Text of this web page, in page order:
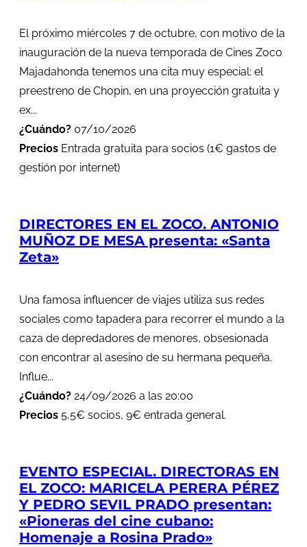
El próximo miércoles 7 de octubre, con motivo de la
inauguración de la nueva temporada de Cines Zoco
Majadahonda tenemos una cita muy especial: el
preestreno de Chopin, en una proyección gratuita y
ex...
¿Cuándo? 07/10/2026
Precios Entrada gratuita para socios (1€ gastos de
gestión por internet)
DIRECTORES EN EL ZOCO. ANTONIO
MUÑOZ DE MESA presenta: «Santa
Zeta»
Una famosa influencer de viajes utiliza sus redes
sociales como tapadera para recorrer el mundo a la
caza de depredadores de menores, obsesionada
con encontrar al asesino de su hermana pequeña.
Influe...
¿Cuándo? 24/09/2026 a las 20:00
Precios 5,5€ socios, 9€ entrada general.
EVENTO ESPECIAL. DIRECTORAS EN
EL ZOCO: MARICELA PERERA PÉREZ
Y PEDRO SEVIL PRADO presentan:
«Pioneras del cine cubano:
Homenaje a Rosina Prado»